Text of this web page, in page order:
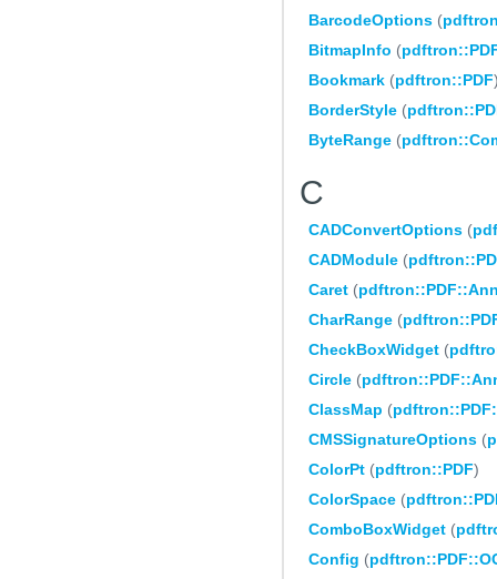
BarcodeOptions (
BitmapInfo (
Bookmark (pdftron::PDF
BorderStyle (
ByteRange (
C
CADConvertOptions (
CADModule (
Caret (
CharRange (
CheckBoxWidget (
Circle (
ClassMap (
CMSSignatureOptions (
ColorPt (pdftron::PDF)
ColorSpace (
ComboBoxWidget (
Config (